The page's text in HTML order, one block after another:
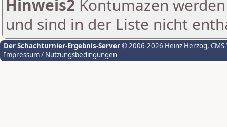
Hinweis2 Kontumazen
und sind in der Liste nicht
Der Schachturnier-Ergebnis-Server© 2006-2026 Heinz Herzog,
Impressum / Nutzungsbedingungen